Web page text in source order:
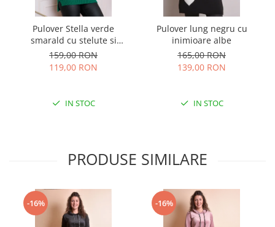
Pulover Stella verde
smarald cu stelute si
decolteu in V
159,00 RON
119,00 RON
IN STOC
Pulover lung negru cu
inimioare albe
165,00 RON
139,00 RON
IN STOC
PRODUSE SIMILARE
-16% -16%